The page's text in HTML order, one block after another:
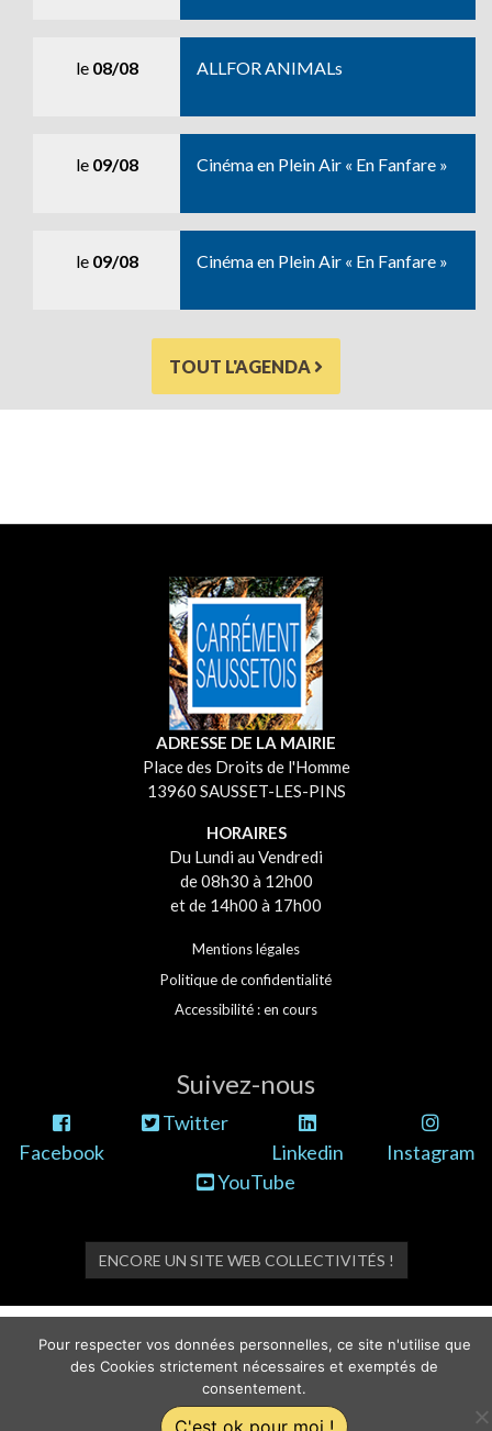
le 08/08 ALLFOR ANIMALs
le 09/08 Cinéma en Plein Air « En Fanfare »
le 09/08 Cinéma en Plein Air « En Fanfare »
TOUT L'AGENDA
ADRESSE DE LA MAIRIE
Place des Droits de l'Homme
13960 SAUSSET-LES-PINS
HORAIRES
Du Lundi au Vendredi
de 08h30 à 12h00
et de 14h00 à 17h00
Mentions légales
Politique de confidentialité
Accessibilité : en cours
Suivez-nous
Facebook
Twitter
Linkedin
Instagram
YouTube
ENCORE UN SITE WEB COLLECTIVITÉS !
Pour respecter vos données personnelles, ce site n'utilise que
des Cookies strictement nécessaires et exemptés de
consentement.
C'est ok pour moi !